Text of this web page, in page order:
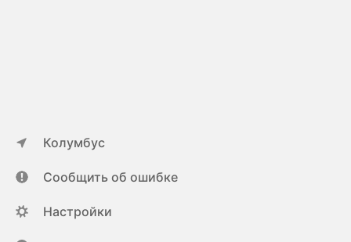
Колумбус
Сообщить об ошибке
Настройки